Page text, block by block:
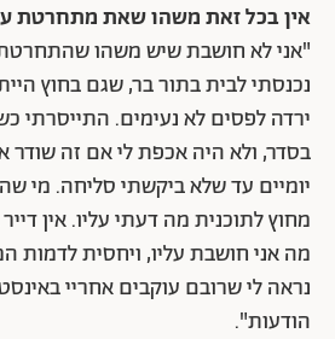
אין בכל זאת משהו שאת מתחרטת
"אני לא חושבת שיש משהו
נכנסתי לבית בתור בר, שגם בחוץ
ירדה לפסים לא נעימים. התייסרתי
בסדר, ולא היה אכפת לי אם זה שודר
יומיים עד שלא ביקשתי סליחה. מי
מחוץ לתוכנית מה דעתי עליו. אין
מה אני חושבת עליו, ויחסית לדמות
נראה לי שרובם עוקבים אחריי
הודעות".